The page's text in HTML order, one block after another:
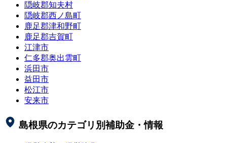
隠岐郡知夫村
隠岐郡西ノ島町
鹿足郡津和野町
鹿足郡吉賀町
江津市
仁多郡奥出雲町
浜田市
益田市
松江市
安来市
島根県のカテゴリ別補助金・情報